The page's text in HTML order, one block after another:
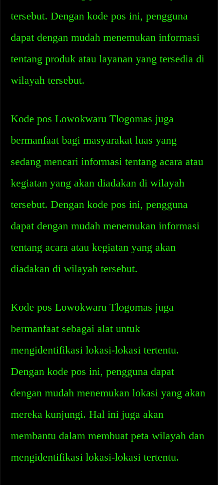
tersebut. Dengan kode pos ini, pengguna
dapat dengan mudah menemukan informasi
tentang produk atau layanan yang tersedia di
wilayah tersebut.
Kode pos Lowokwaru Tlogomas juga
bermanfaat bagi masyarakat luas yang
sedang mencari informasi tentang acara atau
kegiatan yang akan diadakan di wilayah
tersebut. Dengan kode pos ini, pengguna
dapat dengan mudah menemukan informasi
tentang acara atau kegiatan yang akan
diadakan di wilayah tersebut.
Kode pos Lowokwaru Tlogomas juga
bermanfaat sebagai alat untuk
mengidentifikasi lokasi-lokasi tertentu.
Dengan kode pos ini, pengguna dapat
dengan mudah menemukan lokasi yang akan
mereka kunjungi. Hal ini juga akan
membantu dalam membuat peta wilayah dan
mengidentifikasi lokasi-lokasi tertentu.